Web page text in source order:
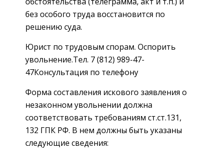
без особого труда восстановится по
решению суда.
Юрист по трудовым спорам. Оспорить
увольнение.Тел. 7 (812) 989-47-
47Консультация по телефону
Форма составления искового заявления о
незаконном увольнении должна
соответствовать требованиям ст.ст.131,
132 ГПК РФ. В нем должны быть указаны
следующие сведения: